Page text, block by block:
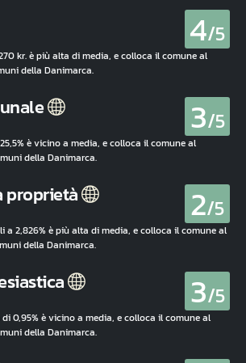
4/5
kr. è più alta di media, e colloca il comune al
della Danimarca.
3/5
è vicino a media, e colloca il comune al
della Danimarca.
proprietà 2/5
a 2,826% è più alta di media, e colloca il comune al
della Danimarca.
3/5
0,95% è vicino a media, e colloca il comune al
della Danimarca.